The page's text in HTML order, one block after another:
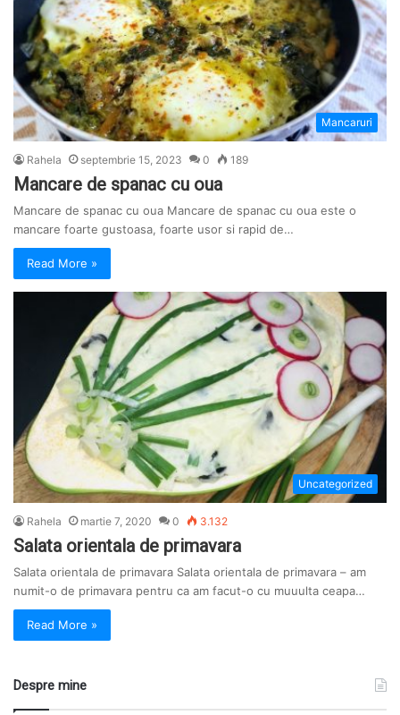
Mancaruri
Rahela septembrie 15, 2023 0 189
Mancare de spanac cu oua
Mancare de spanac cu oua Mancare de spanac cu oua este o
mancare foarte gustoasa, foarte usor si rapid de…
Read More »
Uncategorized
Rahela martie 7, 2020 0 3.132
Salata orientala de primavara
Salata orientala de primavara Salata orientala de primavara – am
numit-o de primavara pentru ca am facut-o cu muuulta ceapa…
Read More »
Despre mine